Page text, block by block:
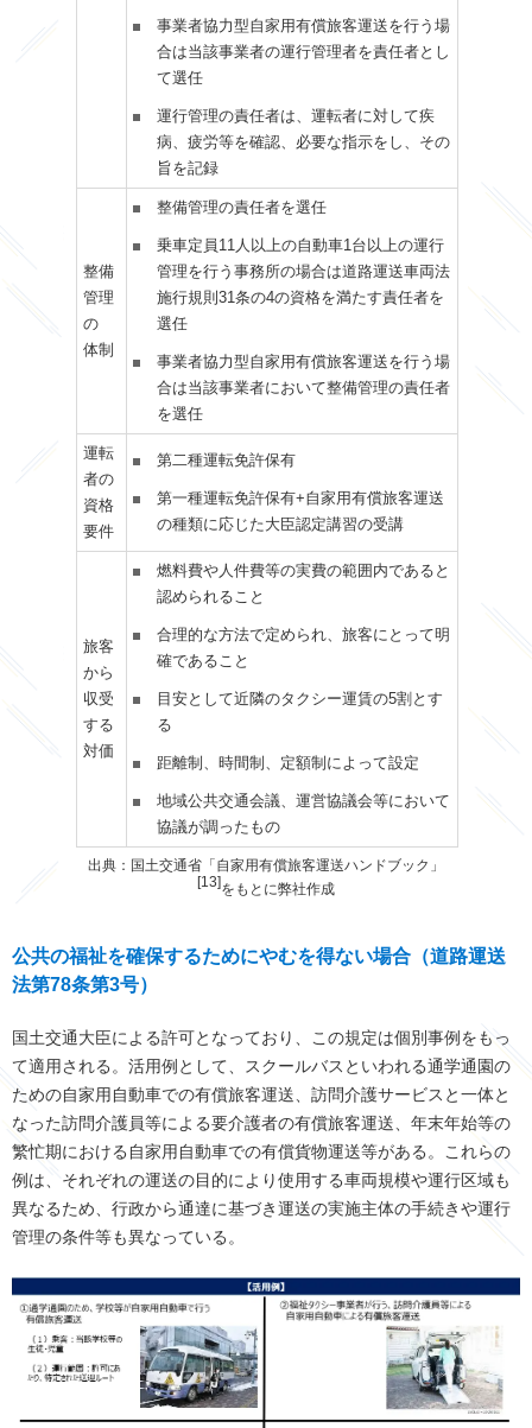
事業者協力型自家用有償旅客運送を行う場
合は当該事業者の運行管理者を責任者とし
て選任
運行管理の責任者は、運転者に対して疾
病、疲労等を確認、必要な指示をし、その
旨を記録
整備
管理
の
体制
整備管理の責任者を選任
乗車定員11人以上の自動車1台以上の運行
管理を行う事務所の場合は道路運送車両法
施行規則31条の4の資格を満たす責任者を
選任
事業者協力型自家用有償旅客運送を行う場
合は当該事業者において整備管理の責任者
を選任
運転
者の
資格
要件
第二種運転免許保有
第一種運転免許保有+自家用有償旅客運送
の種類に応じた大臣認定講習の受講
旅客
から
収受
する
対価
燃料費や人件費等の実費の範囲内であると
認められること
合理的な方法で定められ、旅客にとって明
確であること
目安として近隣のタクシー運賃の5割とす
る
距離制、時間制、定額制によって設定
地域公共交通会議、運営協議会等において
協議が調ったもの
出典：国土交通省「自家用有償旅客運送ハンドブック」
[13]をもとに弊社作成
公共の福祉を確保するためにやむを得ない場合（道路運送
法第78条第3号）
国土交通大臣による許可となっており、この規定は個別事例をもっ
て適用される。活用例として、スクールバスといわれる通学通園の
ための自家用自動車での有償旅客運送、訪問介護サービスと一体と
なった訪問介護員等による要介護者の有償旅客運送、年末年始等の
繁忙期における自家用自動車での有償貨物運送等がある。これらの
例は、それぞれの運送の目的により使用する車両規模や運行区域も
異なるため、行政から通達に基づき運送の実施主体の手続きや運行
管理の条件等も異なっている。